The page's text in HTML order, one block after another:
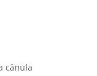
cânula